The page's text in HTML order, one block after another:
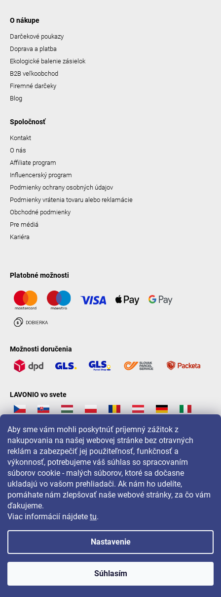
Aby sme vám mohli poskytnúť príjemný zážitok z
nakupovania na našej webovej stránke bez otravných
reklám a zabezpečiť jej použiteľnosť, funkčnosť a
výkonnosť, potrebujeme váš súhlas so spracovaním
súborov cookie - malých súborov, ktoré sa dočasne
ukladajú vo vašom prehliadači. Ak nám ho udelíte,
pomáhate nám zlepšovať naše webové stránky, za čo vám
ďakujeme.
Viac informácií nájdete tu.
Nastavenie
Súhlasím
O nákupe
Darčekové poukazy
Doprava a platba
Ekologické balenie zásielok
B2B veľkoobchod
Firemné darčeky
Blog
Spoločnosť
Kontakt
O nás
Affiliate program
Influencerský program
Podmienky ochrany osobných údajov
Podmienky vrátenia tovaru alebo reklamácie
Obchodné podmienky
Pre médiá
Kariéra
Platobné možnosti
Možnosti doručenia
LAVONIO vo svete
Pre akcie, súťaže a zľavy nás sledujte na:
Copyright 2026 LAVONIO.sk. Všetky práva vyhradené.